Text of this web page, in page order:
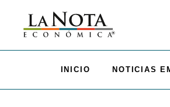
INICIO NOTICIAS